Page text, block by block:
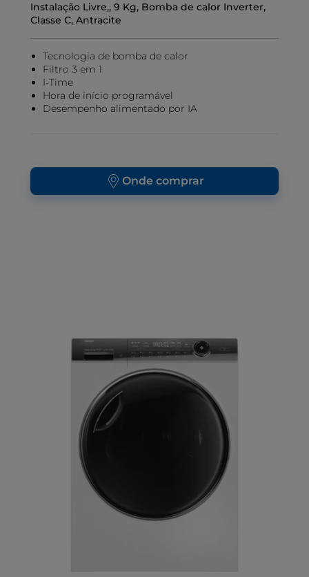
Instalação Livre,, 9 Kg, Bomba de calor Inverter,
Classe C, Antracite
Tecnologia de bomba de calor
Filtro 3 em 1
I-Time
Hora de início programável
Desempenho alimentado por IA
Onde comprar